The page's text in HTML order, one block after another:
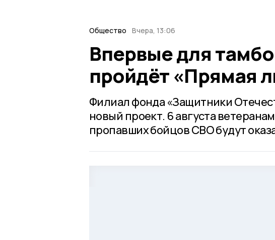
Общество Вчера, 13:06
Впервые для
пройдёт «Прямая
Филиал фонда «Защитники
новый проект. 6 августа
пропавших бойцов СВО будут